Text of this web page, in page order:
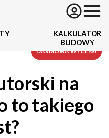
KALKULATOR
BUDOWY
na
to takiego
DARMOWA WYCENA